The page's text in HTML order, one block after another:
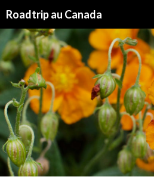
Roadtrip au Canada
AU
CONTENU